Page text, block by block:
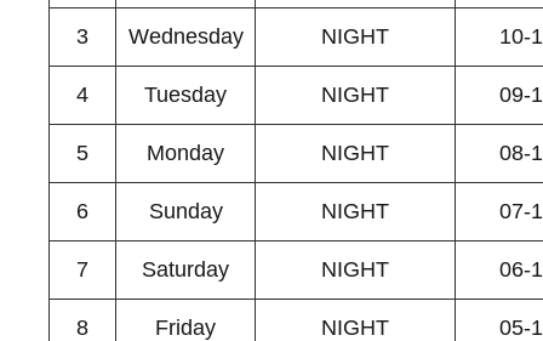
3 Wednesday NIGHT 10-
4 Tuesday NIGHT 09-
5 Monday NIGHT 08-
6 Sunday NIGHT 07-
7 Saturday NIGHT 06-
8 Friday NIGHT 05-